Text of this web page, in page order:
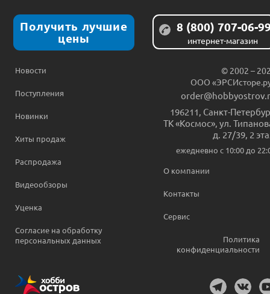
Получить лучшие
цены
8 (800) 707-06-
интернет-магазин
Новости
Поступления
Новинки
Хиты продаж
Распродажа
Видеообзоры
Уценка
Согласие на обработку
персональных данных
© 2002 –
ООО
196211 Санкт-
ТК «Космос», ул.
д. 27/39, 2
ежедневно c 10:00 до
О компании
Контакты
Сервис
Политика
конфиденциальности